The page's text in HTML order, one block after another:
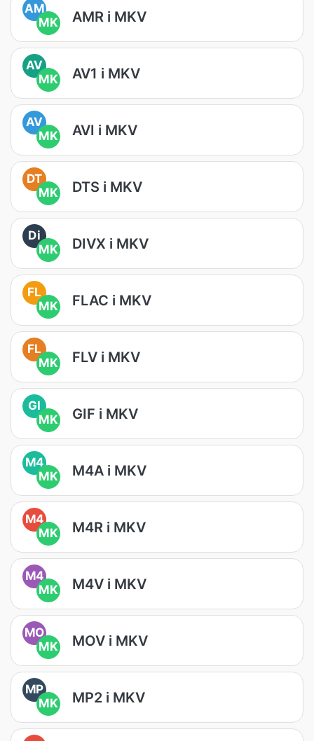
AM
MK
AMR i MKV
AV
MK
AV1 i MKV
AV
MK
AVI i MKV
DT
MK
DTS i MKV
Di
MK
DIVX i MKV
FL
MK
FLAC i MKV
FL
MK
FLV i MKV
GI
MK
GIF i MKV
M4
MK
M4A i MKV
M4
MK
M4R i MKV
M4
MK
M4V i MKV
MO
MK
MOV i MKV
MP
MK
MP2 i MKV